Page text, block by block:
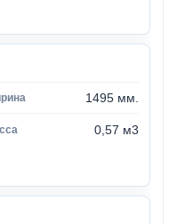
1495 мм.
0,57 м3